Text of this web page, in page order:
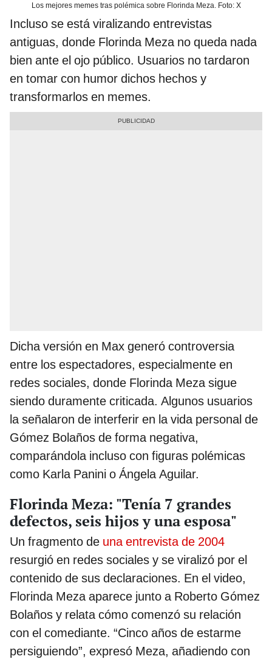
Los mejores memes tras polémica sobre Florinda Meza. Foto: X
Incluso se está viralizando entrevistas
antiguas, donde Florinda Meza no queda nada
bien ante el ojo público. Usuarios no tardaron
en tomar con humor dichos hechos y
transformarlos en memes.
Dicha versión en Max generó controversia
entre los espectadores, especialmente en
redes sociales, donde Florinda Meza sigue
siendo duramente criticada. Algunos usuarios
la señalaron de interferir en la vida personal de
Gómez Bolaños de forma negativa,
comparándola incluso con figuras polémicas
como Karla Panini o Ángela Aguilar.
Florinda Meza: "Tenía 7 grandes
defectos, seis hijos y una esposa"
Un fragmento de una entrevista de 2004
resurgió en redes sociales y se viralizó por el
contenido de sus declaraciones. En el video,
Florinda Meza aparece junto a Roberto Gómez
Bolaños y relata cómo comenzó su relación
con el comediante. “Cinco años de estarme
persiguiendo”, expresó Meza, añadiendo con